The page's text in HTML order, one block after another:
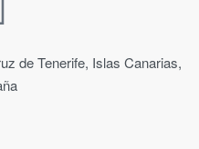
de Tenerife, Islas Canarias,